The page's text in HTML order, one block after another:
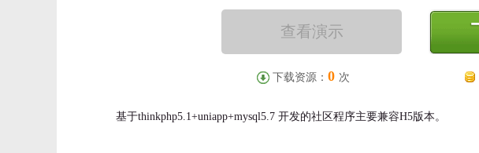
查看演示
下载资源： 0 次
基于thinkphp5.1+uniapp+mysql5.7 开发的社区程序主要兼容H5版本。